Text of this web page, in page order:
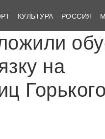
КУЛЬТУРА РОССИЯ
на